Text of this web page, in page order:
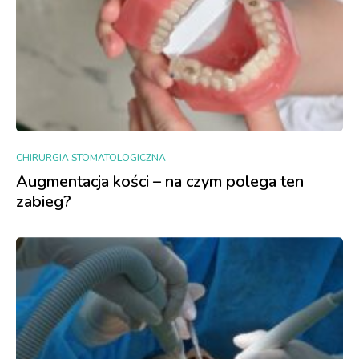
CHIRURGIA STOMATOLOGICZNA
Augmentacja kości – na czym polega ten
zabieg?